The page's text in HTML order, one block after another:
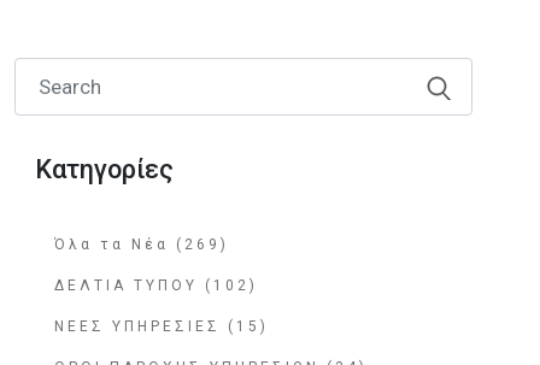
Κατηγορίες
Όλα τα Νέα (269)
ΔΕΛΤΙΑ ΤΥΠΟΥ (102)
ΝΕΕΣ ΥΠΗΡΕΣΙΕΣ (15)